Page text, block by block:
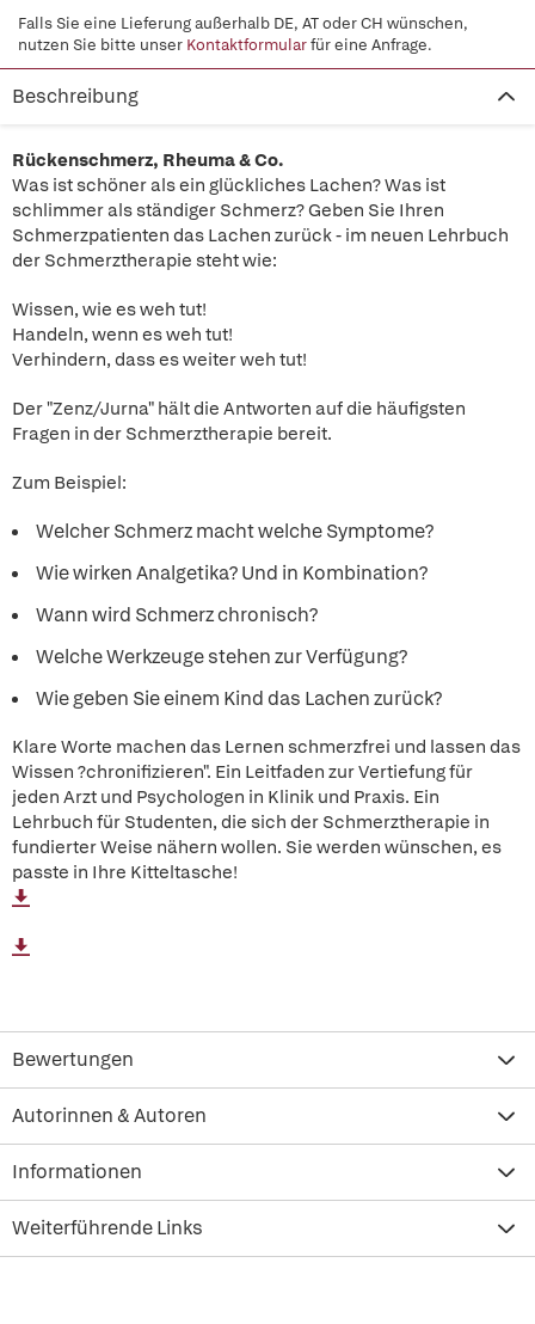
Falls Sie eine Lieferung außerhalb DE, AT oder CH wünschen,
nutzen Sie bitte unser Kontaktformularfür eine Anfrage.
Beschreibung
Rückenschmerz, Rheuma & Co.
Was ist schöner als ein glückliches Lachen? Was ist
schlimmer als ständiger Schmerz? Geben Sie Ihren
Schmerzpatienten das Lachen zurück - im neuen Lehrbuch
der Schmerztherapie steht wie:
Wissen, wie es weh tut!
Handeln, wenn es weh tut!
Verhindern, dass es weiter weh tut!
Der "Zenz/Jurna" hält die Antworten auf die häufigsten
Fragen in der Schmerztherapie bereit.
Zum Beispiel:
Welcher Schmerz macht welche Symptome?
Wie wirken Analgetika? Und in Kombination?
Wann wird Schmerz chronisch?
Welche Werkzeuge stehen zur Verfügung?
Wie geben Sie einem Kind das Lachen zurück?
Klare Worte machen das Lernen schmerzfrei und lassen das
Wissen ?chronifizieren". Ein Leitfaden zur Vertiefung für
jeden Arzt und Psychologen in Klinik und Praxis. Ein
Lehrbuch für Studenten, die sich der Schmerztherapie in
fundierter Weise nähern wollen. Sie werden wünschen, es
passte in Ihre Kitteltasche!
Bewertungen
Autorinnen & Autoren
Informationen
Weiterführende Links